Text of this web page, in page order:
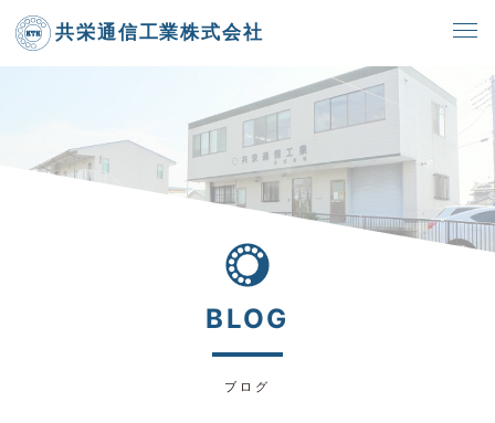
共栄通信工業株式会社
BLOG
ブログ